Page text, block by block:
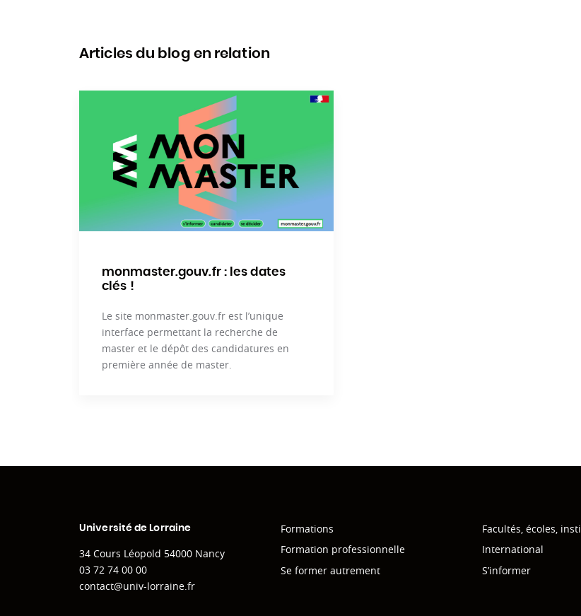
Articles du blog en relation
monmaster.gouv.fr : les dates
clés !
Le site monmaster.gouv.fr est l’unique
interface permettant la recherche de
master et le dépôt des candidatures en
première année de master.
Université de Lorraine
34 Cours Léopold 54000 Nancy
03 72 74 00 00
contact@univ-lorraine.fr
Formations
Formation professionnelle
Se former autrement
Facultés, écoles,
International
S’informer